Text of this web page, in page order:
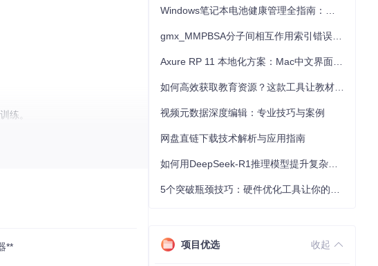
练。
**
视频元数据深度编辑：专业技巧与案例
网盘直链下载技术解析与应用指南
项目优选 收起